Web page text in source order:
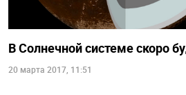
В Солнечной системе скоро
20 марта 2017, 11:51